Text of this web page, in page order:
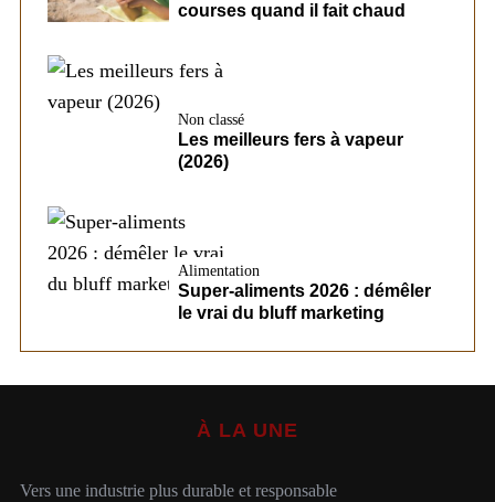
courses quand il fait chaud
Non classé
Les meilleurs fers à vapeur
(2026)
Alimentation
Super-aliments 2026 : démêler
le vrai du bluff marketing
À LA UNE
Vers une industrie plus durable et responsable